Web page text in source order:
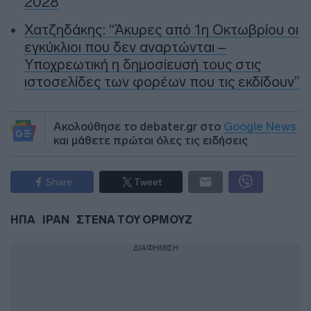
Χατζηδάκης: “Άκυρες από 1η Οκτωβρίου οι
εγκύκλιοι που δεν αναρτώνται –
Υποχρεωτική η δημοσίευσή τους στις
ιστοσελίδες των φορέων που τις εκδίδουν”
Ακολούθησε το debater.gr στο Google News
και μάθετε πρώτοι όλες τις ειδήσεις
Share Tweet
ΗΠΑ ΙΡΑΝ ΣΤΕΝΑ ΤΟΥ ΟΡΜΟΥΖ
ΔΙΑΦΗΜΙΣΗ